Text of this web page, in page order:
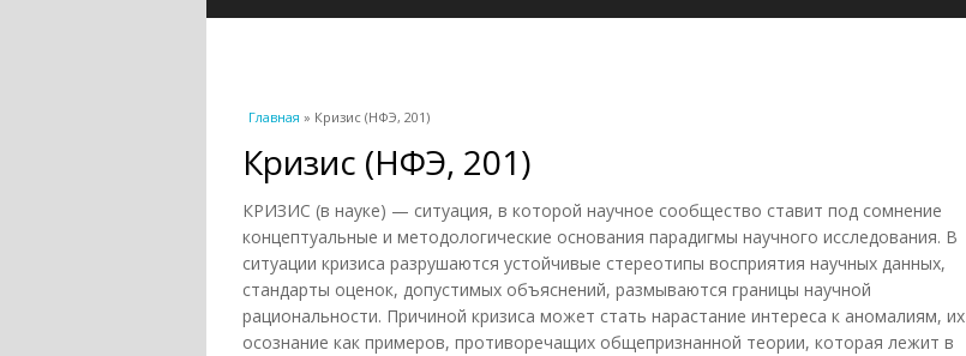
Вы здесь
Главная » Кризис (НФЭ, 201)
Кризис (НФЭ, 201)
КРИЗИС (в науке) — ситуация, в которой научное сообщество ставит под сомнение
концептуальные и методологические основания парадигмы научного исследования. В
ситуации кризиса разрушаются устойчивые стереотипы восприятия научных данных,
стандарты оценок, допустимых объяснений, размываются границы научной
рациональности. Причиной кризиса может стать нарастание интереса к аномалиям, их
осознание как примеров, противоречащих общепризнанной теории, которая лежит в